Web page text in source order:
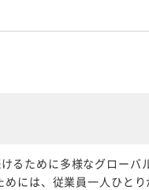
るために多様なグローバ
には、従業員一人ひとり